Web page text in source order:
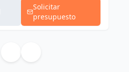
Solicitar
presupuesto